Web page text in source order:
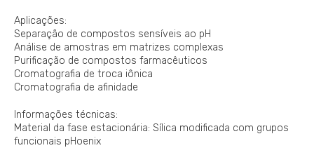
Aplicações:
Separação de compostos sensíveis ao pH
Análise de amostras em matrizes complexas
Purificação de compostos farmacêuticos
Cromatografia de troca iônica
Cromatografia de afinidade
Informações técnicas:
Material da fase estacionária: Sílica modificada com grupos
funcionais pHoenix